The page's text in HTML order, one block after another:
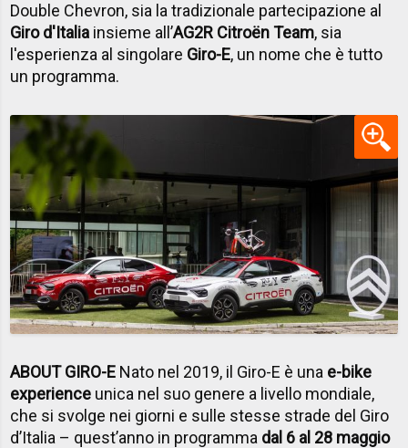
Double Chevron, sia la tradizionale partecipazione al
Giro d'Italia insieme all’AG2R Citroën Team, sia
l'esperienza al singolare Giro-E, un nome che è tutto
un programma.
ABOUT GIRO-E Nato nel 2019, il Giro-E è una e-bike
experience unica nel suo genere a livello mondiale,
che si svolge nei giorni e sulle stesse strade del Giro
d’Italia – quest’anno in programma dal 6 al 28 maggio